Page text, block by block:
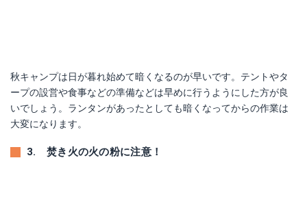
秋キャンプは日が暮れ始めて暗くなるのが早いです。テントやタ
ープの設営や食事などの準備などは早めに行うようにした方が良
いでしょう。ランタンがあったとしても暗くなってからの作業は
大変になります。
3. 焚き火の火の粉に注意！